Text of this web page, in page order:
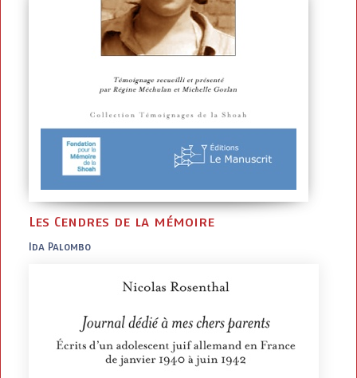
Les Cendres de la mémoire
Ida Palombo